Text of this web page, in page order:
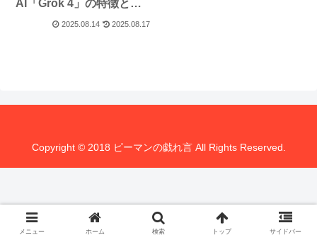
AI「Grok 4」の特徴と使
2025.08.14 2025.08.17
Copyright © 2018 ピーマンの戯れ言 All Rights Reserved.
メニュー ホーム 検索 トップ サイドバー